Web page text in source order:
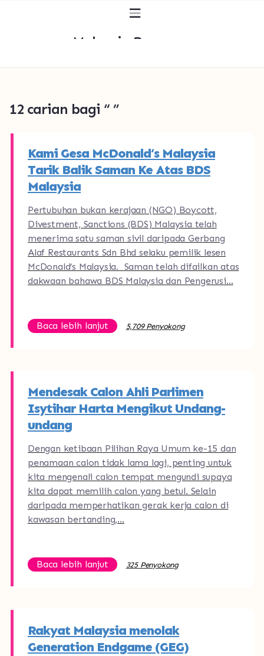
Malaysia Bersuara
12 carian bagi “ ”
Kami Gesa McDonald’s Malaysia
Tarik Balik Saman Ke Atas BDS
Malaysia
Pertubuhan bukan kerajaan (NGO) Boycott,
Divestment, Sanctions (BDS) Malaysia telah
menerima satu saman sivil daripada Gerbang
Alaf Restaurants Sdn Bhd selaku pemilik lesen
McDonald’s Malaysia. Saman telah difailkan atas
dakwaan bahawa BDS Malaysia dan Pengerusi…
Baca lebih lanjut 5,709 Penyokong
Mendesak Calon Ahli Parlimen
Isytihar Harta Mengikut Undang-
undang
Dengan ketibaan Pilihan Raya Umum ke-15 dan
penamaan calon tidak lama lagi, penting untuk
kita mengenali calon tempat mengundi supaya
kita dapat memilih calon yang betul. Selain
daripada memperhatikan gerak kerja calon di
kawasan bertanding,…
Baca lebih lanjut 325 Penyokong
Rakyat Malaysia menolak
Generation Endgame (GEG)